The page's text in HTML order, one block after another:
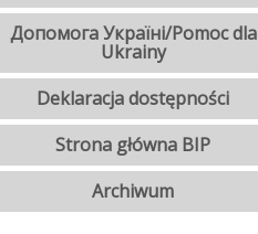
Допомога Україні/Pomoc dla
Ukrainy
Deklaracja dostępności
Strona główna BIP
Archiwum